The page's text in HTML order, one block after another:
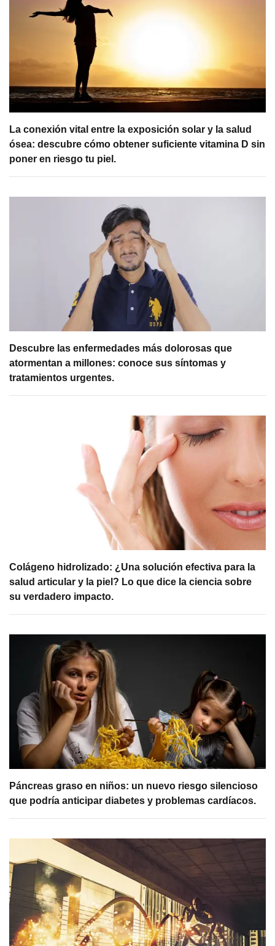
La conexión vital entre la exposición solar y la salud
ósea: descubre cómo obtener suficiente vitamina D sin
poner en riesgo tu piel.
Descubre las enfermedades más dolorosas que
atormentan a millones: conoce sus síntomas y
tratamientos urgentes.
Colágeno hidrolizado: ¿Una solución efectiva para la
salud articular y la piel? Lo que dice la ciencia sobre
su verdadero impacto.
Páncreas graso en niños: un nuevo riesgo silencioso
que podría anticipar diabetes y problemas cardíacos.